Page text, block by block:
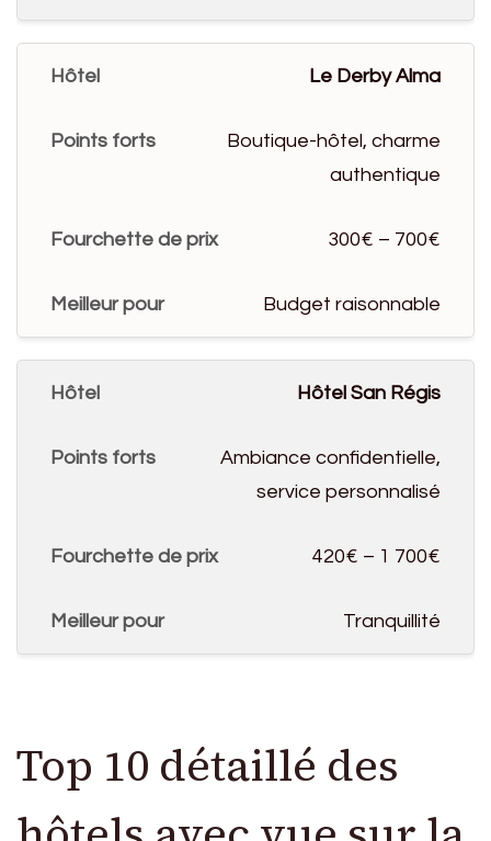
Le Derby Alma
Boutique-hôtel, charme
authentique
300€ – 700€
Budget raisonnable
Hôtel San Régis
Ambiance confidentielle,
service personnalisé
420€ – 1 700€
Tranquillité
Top 10 détaillé des